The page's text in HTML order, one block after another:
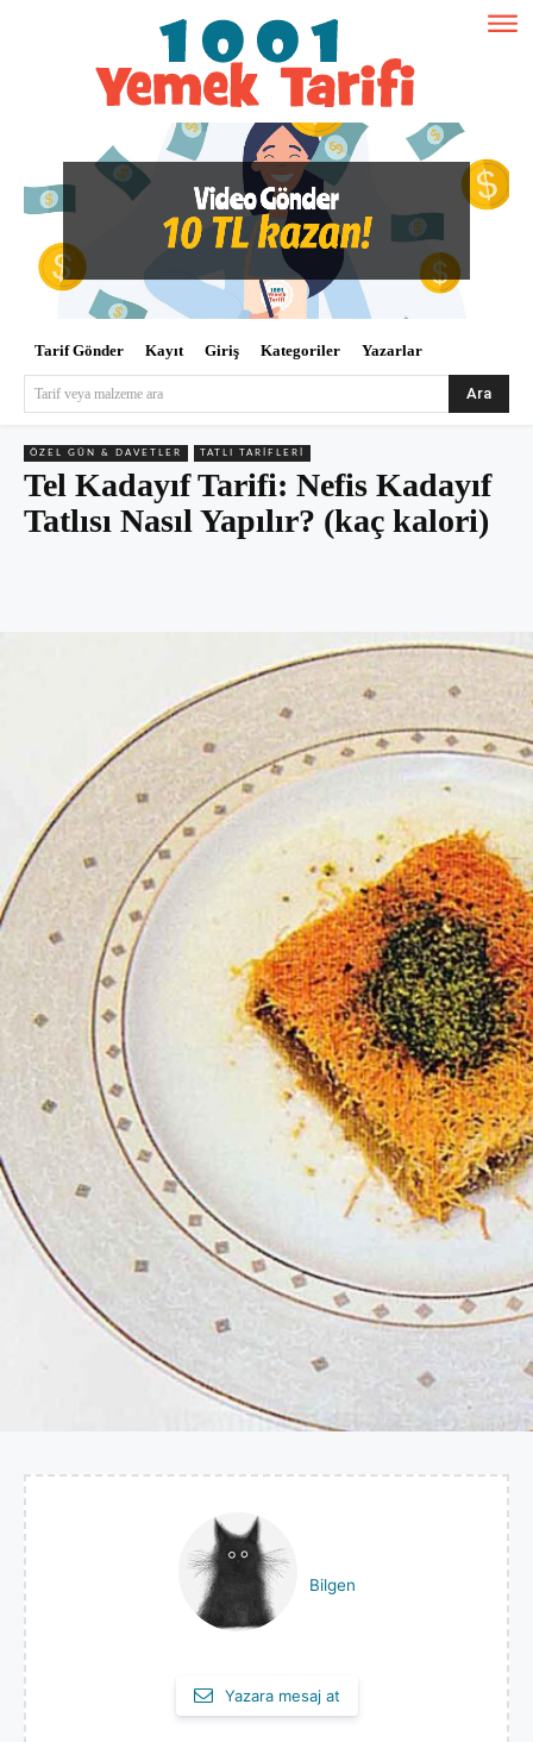
Tarif Gönder Kayıt Giriş Kategoriler Yazarlar
Tarif veya malzeme ara Ara
ÖZEL GÜN & DAVETLER TATLI TARIFLERI
Tel Kadayıf Tarifi: Nefis Kadayıf
Tatlısı Nasıl Yapılır? (kaç kalori)
Bilgen
Yazara mesaj at